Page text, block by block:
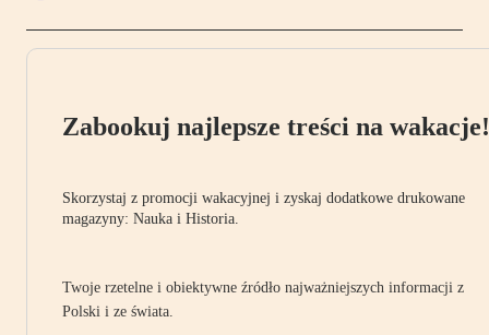
Zabookuj najlepsze treści na wakacje!
Skorzystaj z promocji wakacyjnej i zyskaj dodatkowe drukowane
magazyny: Nauka i Historia.
Twoje rzetelne i obiektywne źródło najważniejszych informacji z
Polski i ze świata.